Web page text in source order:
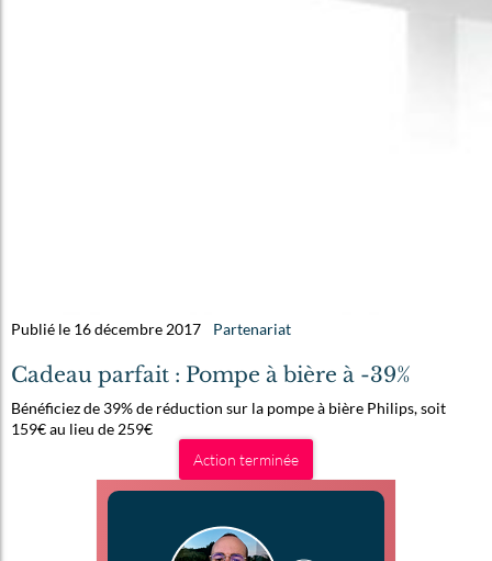
Publié le 16 décembre 2017 Partenariat
Cadeau parfait : Pompe à bière à -39%
Bénéficiez de 39% de réduction sur la pompe à bière Philips, soit
159€ au lieu de 259€
Action terminée